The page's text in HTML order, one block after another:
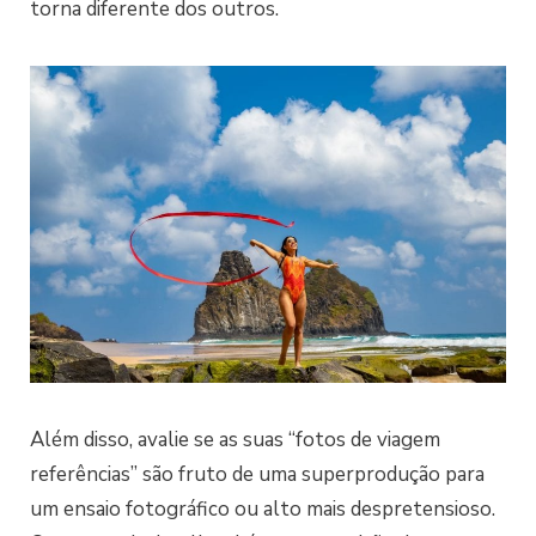
torna diferente dos outros.
Além disso, avalie se as suas “fotos de viagem
referências” são fruto de uma superprodução para
um ensaio fotográfico ou alto mais despretensioso.